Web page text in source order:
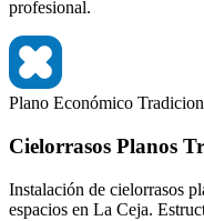
profesional.
Plano Económico
Cielorrasos Planos
Instalación de cielorrasos
espacios en La Ceja.